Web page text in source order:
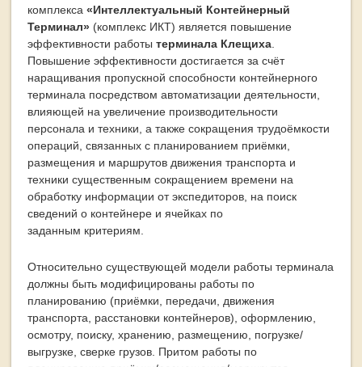
комплекса «Интеллектуальный Контейнерный
Терминал» (комплекс ИКТ) является повышение
эффективности работы терминала Клещиха
Повышение эффективности достигается за счёт
наращивания пропускной способности контейнерного
терминала посредством автоматизации деятельности,
влияющей на увеличение производительности
персонала и техники, а также сокращения трудоёмкости
операций, связанных с планированием приёмки,
размещения и маршрутов движения транспорта и
техники существенным сокращением времени на
обработку информации от экспедиторов, на поиск
сведений о контейнере и ячейках по
заданным критериям.
Относительно существующей модели работы терминала
должны быть модифицированы работы по
планированию (приёмки, передачи, движения
транспорта, расстановки контейнеров), оформлению,
осмотру, поиску, хранению, размещению, погрузке/
выгрузке, сверке грузов. Притом работы по